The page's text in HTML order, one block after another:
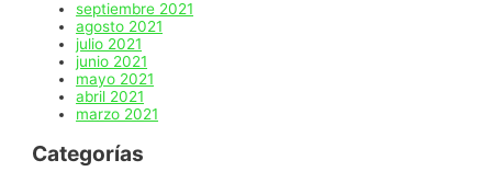
septiembre 2021
agosto 2021
julio 2021
junio 2021
mayo 2021
abril 2021
marzo 2021
Categorías